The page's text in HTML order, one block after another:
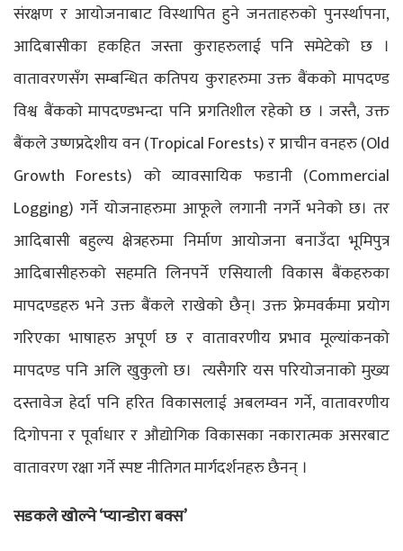
संरक्षण र आयोजनाबाट विस्थापित हुने जनताहरुको पुनर्स्थापना,
आदिबासीका हकहित जस्ता कुराहरुलाई पनि समेटेको छ ।
वातावरणसँग सम्बन्धित कतिपय कुराहरुमा उक्त बैंकको मापदण्ड
विश्व बैंकको मापदण्डभन्दा पनि प्रगतिशील रहेको छ । जस्तै, उक्त
बैंकले उष्णप्रदेशीय वन (Tropical Forests) र प्राचीन वनहरु (Old
Growth Forests) को व्यावसायिक फडानी (Commercial
Logging) गर्ने योजनाहरुमा आफूले लगानी नगर्ने भनेको छ। तर
आदिबासी बहुल्य क्षेत्रहरुमा निर्माण आयोजना बनाउँदा भूमिपुत्र
आदिबासीहरुको सहमति लिनपर्ने एसियाली विकास बैंकहरुका
मापदण्डहरु भने उक्त बैंकले राखेको छैन्। उक्त फ्रेमवर्कमा प्रयोग
गरिएका भाषाहरु अपूर्ण छ र वातावरणीय प्रभाव मूल्यांकनको
मापदण्ड पनि अलि खुकुलो छ। त्यसैगरि यस परियोजनाको मुख्य
दस्तावेज हेर्दा पनि हरित विकासलाई अबलम्वन गर्ने, वातावरणीय
दिगोपना र पूर्वाधार र औद्योगिक विकासका नकारात्मक असरबाट
वातावरण रक्षा गर्ने स्पष्ट नीतिगत मार्गदर्शनहरु छैनन् ।
सडकले खोल्ने ‘प्यान्डोरा बक्स’